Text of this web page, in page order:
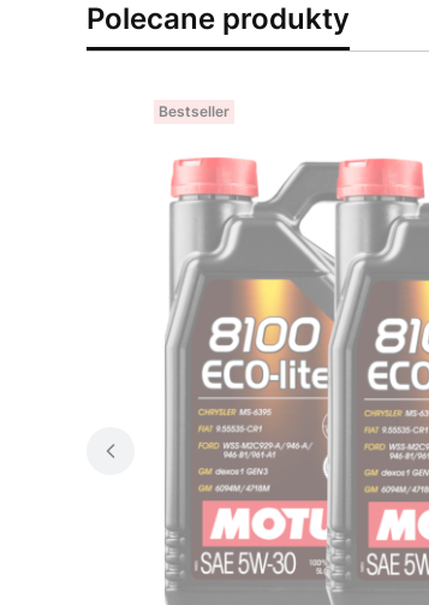
Polecane produkty
Bestseller